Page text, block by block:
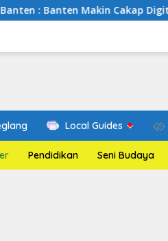
Cakap Digital, Relawan
Local Guides
Pendidikan Seni Budaya